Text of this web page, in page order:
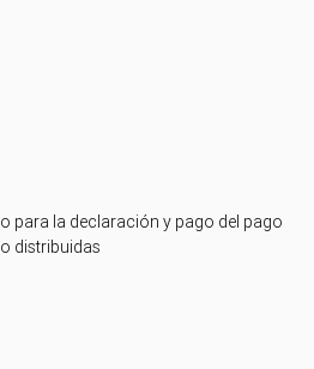
para la declaración y pago del pago
distribuidas